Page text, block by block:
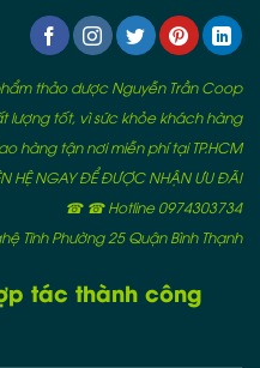
thảo dược Nguyễn Trần Coop
lượng tốt, vì sức khỏe khách hàng
hàng tận nơi miễn phí tại TP.HCM
HỆ NGAY ĐỂ ĐƯỢC NHẬN ƯU ĐÃI
☎ ☎ Hotline 0974303734
Tĩnh Phường 25 Quận Bình Thạnh
tác thành công